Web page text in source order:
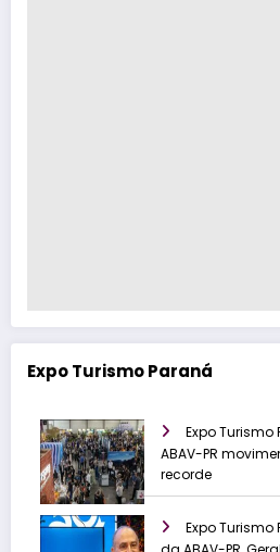
Expo Turismo Paraná
Expo Turismo
ABAV-PR
recorde
Expo Turismo